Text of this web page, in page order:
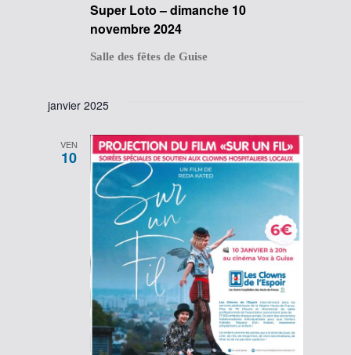
Super Loto – dimanche 10
novembre 2024
Salle des fêtes de Guise
janvier 2025
VEN
10